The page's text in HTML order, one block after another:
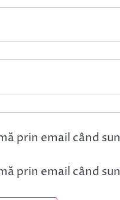
prin email când
prin email când